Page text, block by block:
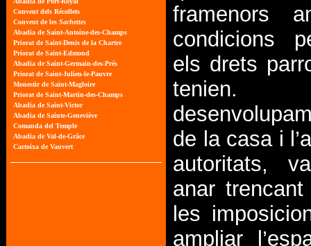
framenors
condicions
els drets
de la casa i
autoritats,
anar
les
ampliar